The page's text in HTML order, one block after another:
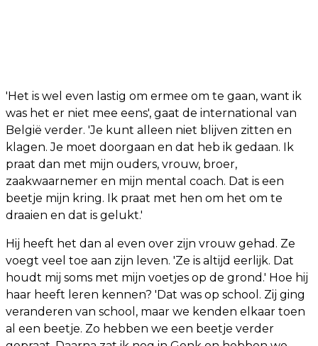
'Het is wel even lastig om ermee om te gaan, want ik
was het er niet mee eens', gaat de international van
België verder. 'Je kunt alleen niet blijven zitten en
klagen. Je moet doorgaan en dat heb ik gedaan. Ik
praat dan met mijn ouders, vrouw, broer,
zaakwaarnemer en mijn mental coach. Dat is een
beetje mijn kring. Ik praat met hen om het om te
draaien en dat is gelukt.'
Hij heeft het dan al even over zijn vrouw gehad. Ze
voegt veel toe aan zijn leven. 'Ze is altijd eerlijk. Dat
houdt mij soms met mijn voetjes op de grond.' Hoe hij
haar heeft leren kennen? 'Dat was op school. Zij ging
veranderen van school, maar we kenden elkaar toen
al een beetje. Zo hebben we een beetje verder